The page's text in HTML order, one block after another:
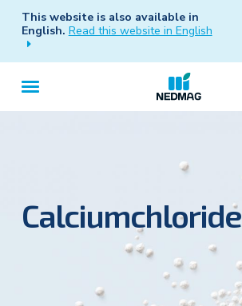
This website is also available in
English. Read this website in English
Hoofdnavigatie
Calciumchloride